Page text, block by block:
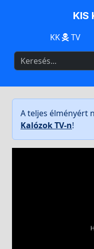
KIS
KK TV
A teljes élményért
Kalózok TV-n!